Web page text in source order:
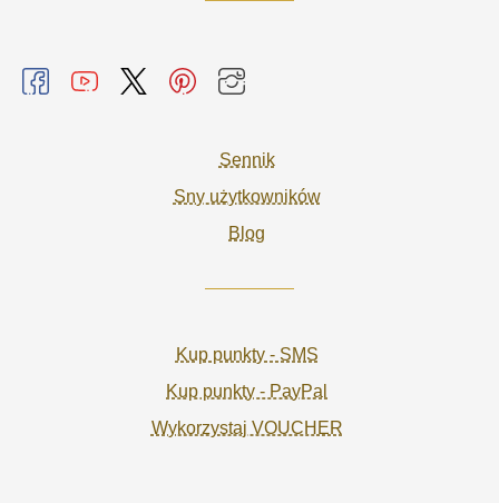
Sennik
Sny użytkowników
Blog
Kup punkty - SMS
Kup punkty - PayPal
Wykorzystaj VOUCHER